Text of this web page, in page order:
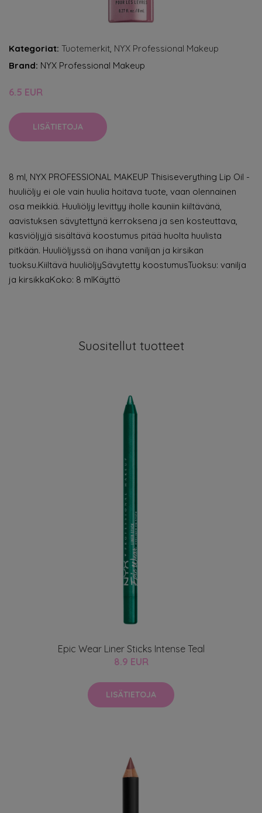
Kategoriat: Tuotemerkit, NYX Professional Makeup
Brand: NYX Professional Makeup
6.5 EUR
LISÄTIETOJA
8 ml, NYX PROFESSIONAL MAKEUP Thisiseverything Lip Oil -
huuliöljy ei ole vain huulia hoitava tuote, vaan olennainen
osa meikkiä. Huuliöljy levittyy iholle kauniin kiiltävänä,
aavistuksen sävytettynä kerroksena ja sen kosteuttava,
kasviöljyjä sisältävä koostumus pitää huolta huulista
pitkään. Huuliöljyssä on ihana vaniljan ja kirsikan
tuoksu.Kiiltävä huuliöljySävytetty koostumusTuoksu: vanilja
ja kirsikkaKoko: 8 mlKäyttö
Suositellut tuotteet
Epic Wear Liner Sticks Intense Teal
8.9 EUR
LISÄTIETOJA